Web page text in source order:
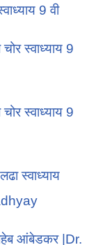
9 वी
स्वाध्याय 9
स्वाध्याय 9
स्वाध्याय
आंबेडकर |Dr.